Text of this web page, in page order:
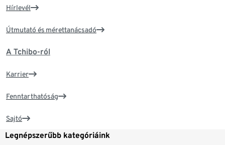
Hírlevél
Útmutató és mérettanácsadó
A Tchibo-ról
Karrier
Fenntarthatóság
Sajtó
Legnépszerűbb kategóriáink